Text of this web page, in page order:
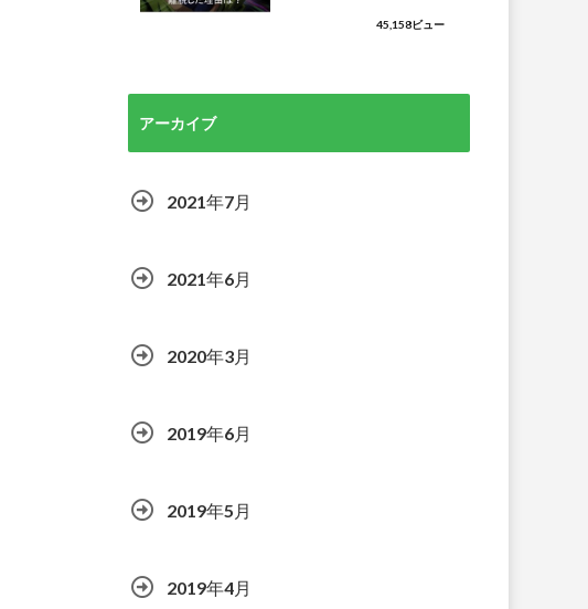
45,158ビュー
アーカイブ
2021年7月
2021年6月
2020年3月
2019年6月
2019年5月
2019年4月